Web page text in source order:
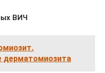
ВИЧ
дерматомиозита